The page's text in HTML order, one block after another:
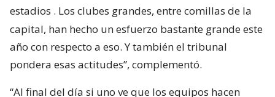
estadios . Los clubes grandes, entre comillas de la
capital, han hecho un esfuerzo bastante grande este
año con respecto a eso. Y también el tribunal
pondera esas actitudes”, complementó.
“Al final del día si uno ve que los equipos hacen